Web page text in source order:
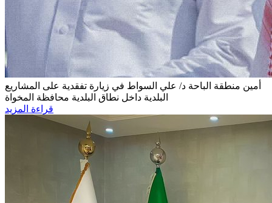
أمين منطقة الباحة د/ علي السواط في زيارة تفقدية على المشاريع
البلدية داخل نطاق البلدية محافظة المخواة
قراءة المزيد